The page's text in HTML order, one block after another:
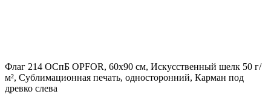
Флаг 214 ОСпБ OPFOR, 60х90 см, Искусственный шелк 50 г/
м², Сублимационная печать, односторонний, Карман под
древко слева